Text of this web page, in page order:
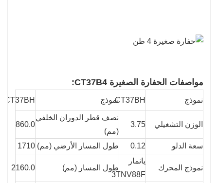
مواصفات الحفارة الصغيرة CT37B4:
نموذج CT37BHنموذج CT37BH
الوزن التشغيلي 3.75
نصف قطر الدوران الخلفي
(مم)
860.0
سعة الدلو 0.12 طول المسار الأرضي (مم) 1710
نموذج المحرك
يانمار
3TNV88F
طول المسار (مم) 2160.0